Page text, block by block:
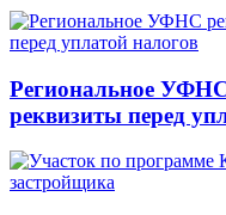
Региональное УФНС
реквизиты перед